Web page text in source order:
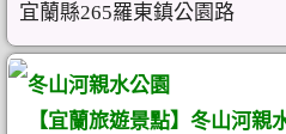
宜蘭縣265羅東鎮公園路
冬山河親水公園
【宜蘭旅遊景點】冬山河親